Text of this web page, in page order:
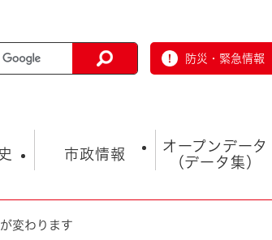
防災・緊急情報
まちづくり・協働
市政情報
画
オープンデータ
（データ集）
変わります